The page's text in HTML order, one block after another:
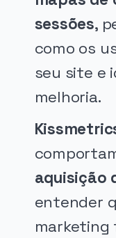
sessões,
como os
seu site e
melhoria.
aquisição
entender
marketing